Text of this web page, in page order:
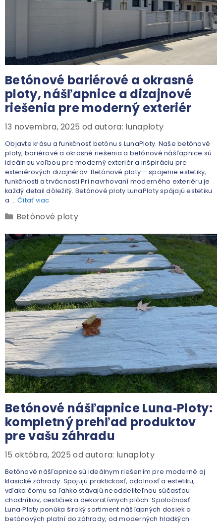
Betónové bariérové a okrasné
ploty, nášľapnice a dizajnové
riešenia pre moderný exteriér
13 novembra, 2025 od autora: lunaploty
Objavte krásu a funkčnosť betónu s LunaPloty. Naše betónové
ploty, bariérové a okrasné riešenia a betónové nášľapnice sú
ideálnou voľbou pre moderný exteriér a inšpiráciu pre
exteriérových dizajnérov. Betónové ploty – spojenie estetiky,
funkčnosti a trvácnosti Pri navrhovaní moderného exteriéru je
každý detail dôležitý. Betónové ploty LunaPloty spájajú estetiku
a …Čítať viac
Betónové ploty
Betónové nášľapnice Luna‑Ploty:
kompletný prehľad produktov
pre vašu záhradu
15 októbra, 2025 od autora: lunaploty
Betónové nášľapnice sú ideálnym riešením pre moderné aj
klasické záhrady. Spojujú praktickosť, odolnosť a estetiku,
vďaka čomu sa ľahko stávajú neoddeliteľnou súčasťou
chodníkov, cestičiek a dekoratívnych plôch. Spoločnosť
Luna‑Ploty ponúka široký sortiment nášľapných dosiek a
betónových platní do záhrady, od moderných hladkých